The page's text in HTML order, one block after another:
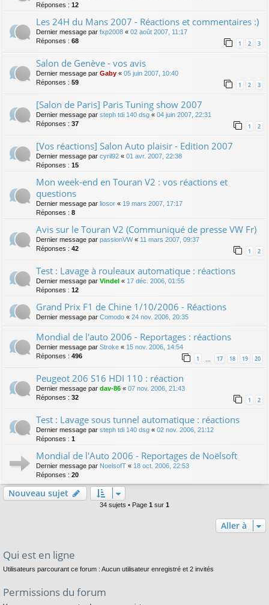
Réponses : 12
Les 24H du Mans 2007 - Réactions et commentaires :)
Dernier message par fxp2008 « 02 août 2007, 11:17
Réponses : 68 1 2 3
Salon de Genève - vos avis
Dernier message par Gaby « 05 juin 2007, 10:40
Réponses : 59 1 2 3
[Salon de Paris] Paris Tuning show 2007
Dernier message par steph tdi 140 dsg « 04 juin 2007, 22:31
Réponses : 37 1 2
[Vos réactions] Salon Auto plaisir - Edition 2007
Dernier message par cyril92 « 01 avr. 2007, 22:38
Réponses : 15
Mon week-end en Touran V2 : vos réactions et
questions
Dernier message par liosor « 19 mars 2007, 17:17
Réponses : 8
Avis sur le Touran V2 (Communiqué de presse VW Fr)
Dernier message par passionVW« 11 mars 2007, 09:37
Réponses : 42 1 2
Test : Lavage à rouleaux automatique : réactions
Dernier message par Vindel « 17 déc. 2006, 01:55
Réponses : 12
Grand Prix F1 de Chine 1/10/2006 - Réactions
Dernier message par Comodo « 24 nov. 2006, 20:35
Mondial de l'auto 2006 - Reportages : réactions
Dernier message par Stroke « 15 nov. 2006, 14:54
Réponses : 496 1 … 17 18 19 20
Peugeot 206 S16 HDI 110 : réaction
Dernier message par dav-86 « 07 nov. 2006, 21:43
Réponses : 32 1 2
Test : Lavage sous tunnel automatique : réactions
Dernier message par steph tdi 140 dsg « 02 nov. 2006, 21:12
Réponses : 1
Mondial de l'Auto 2006 - Reportages de Noëlsoft
Dernier message par NoelsofT « 18 oct. 2006, 22:53
Réponses : 20
Nouveau sujet
34 sujets • Page 1 sur 1
Aller à
Qui est en ligne
Utilisateurs parcourant ce forum : Aucun utilisateur enregistré et 2 invités
Permissions du forum